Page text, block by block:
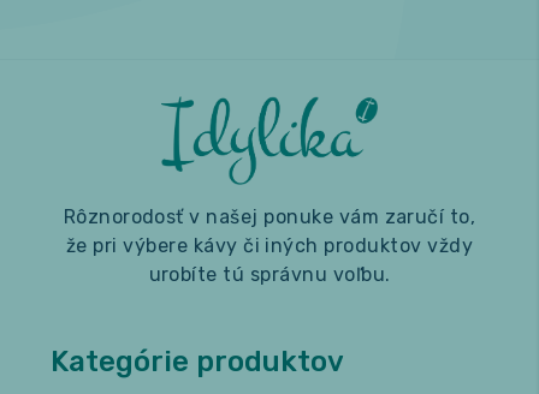
Rôznorodosť v našej ponuke vám zaručí to,
že pri výbere kávy či iných produktov vždy
urobíte tú správnu voľbu.
Kategórie produktov